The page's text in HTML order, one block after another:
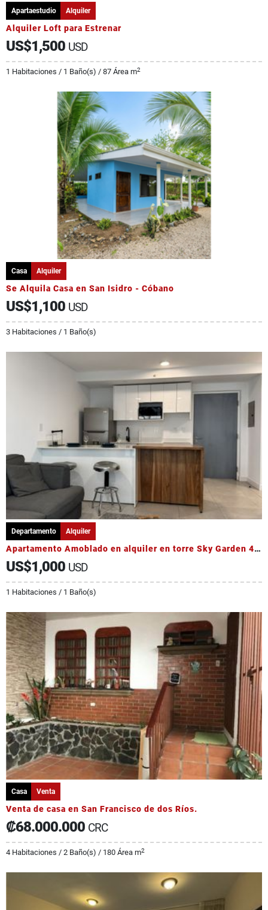
Apartaestudio Alquiler
Alquiler Loft para Estrenar
US$1,500 USD
1 Habitaciones / 1 Baño(s) / 87 Área m2
Casa Alquiler
Se Alquila Casa en San Isidro - Cóbano
US$1,100 USD
3 Habitaciones / 1 Baño(s)
Departamento Alquiler
Apartamento Amoblado en alquiler en torre Sky Garden 4to Piso
US$1,000 USD
1 Habitaciones / 1 Baño(s)
Casa Venta
Venta de casa en San Francisco de dos Ríos.
₡68.000.000 CRC
4 Habitaciones / 2 Baño(s) / 180 Área m2